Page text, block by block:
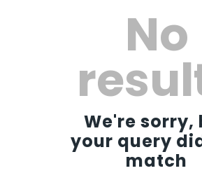
No
We're sorry,
your query
match